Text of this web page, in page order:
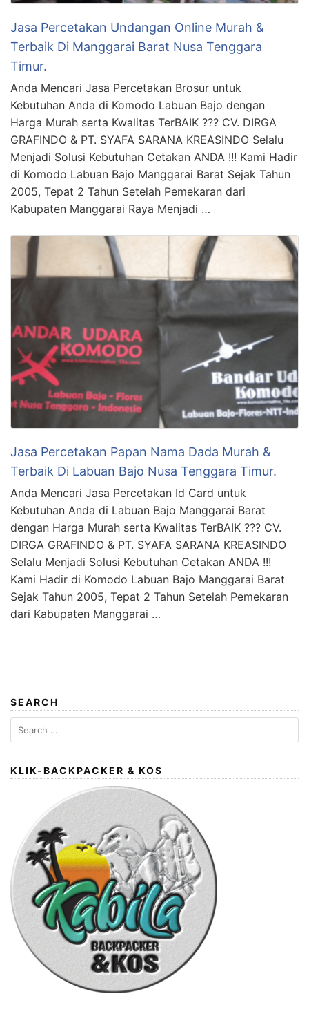
Jasa Percetakan Undangan Online Murah &
Terbaik Di Manggarai Barat Nusa Tenggara
Timur.
Anda Mencari Jasa Percetakan Brosur untuk
Kebutuhan Anda di Komodo Labuan Bajo dengan
Harga Murah serta Kwalitas TerBAIK ??? CV. DIRGA
GRAFINDO & PT. SYAFA SARANA KREASINDO Selalu
Menjadi Solusi Kebutuhan Cetakan ANDA !!! Kami Hadir
di Komodo Labuan Bajo Manggarai Barat Sejak Tahun
2005, Tepat 2 Tahun Setelah Pemekaran dari
Kabupaten Manggarai Raya Menjadi …
Jasa Percetakan Papan Nama Dada Murah &
Terbaik Di Labuan Bajo Nusa Tenggara Timur.
Anda Mencari Jasa Percetakan Id Card untuk
Kebutuhan Anda di Labuan Bajo Manggarai Barat
dengan Harga Murah serta Kwalitas TerBAIK ??? CV.
DIRGA GRAFINDO & PT. SYAFA SARANA KREASINDO
Selalu Menjadi Solusi Kebutuhan Cetakan ANDA !!!
Kami Hadir di Komodo Labuan Bajo Manggarai Barat
Sejak Tahun 2005, Tepat 2 Tahun Setelah Pemekaran
dari Kabupaten Manggarai …
SEARCH
Search
for:
KLIK-BACKPACKER & KOS